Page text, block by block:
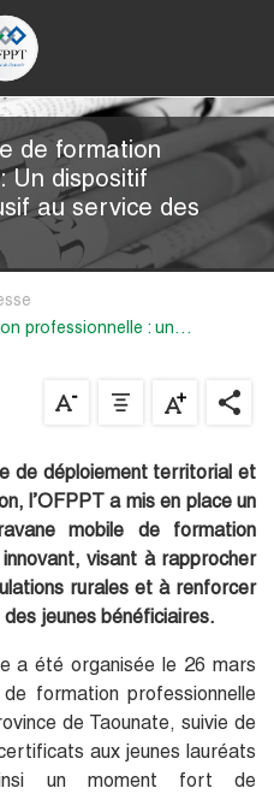
de formation
Un dispositif
au service des
professionnelle : un…
de déploiement territorial et
l’OFPPT a mis en place un
mobile de formation
visant à rapprocher
rurales et à renforcer
des jeunes bénéficiaires.
a été organisée le 26 mars
formation professionnelle
de Taounate, suivie de
aux jeunes lauréats
un moment fort de